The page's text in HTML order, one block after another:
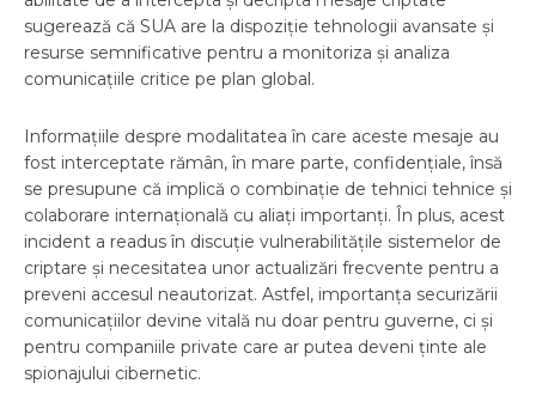
sugerează că SUA are la dispoziție tehnologii avansate și
resurse semnificative pentru a monitoriza și analiza
comunicațiile critice pe plan global.
Informațiile despre modalitatea în care aceste mesaje au
fost interceptate rămân, în mare parte, confidențiale, însă
se presupune că implică o combinație de tehnici tehnice și
colaborare internațională cu aliați importanți. În plus, acest
incident a readus în discuție vulnerabilitățile sistemelor de
criptare și necesitatea unor actualizări frecvente pentru a
preveni accesul neautorizat. Astfel, importanța securizării
comunicațiilor devine vitală nu doar pentru guverne, ci și
pentru companiile private care ar putea deveni ținte ale
spionajului cibernetic.